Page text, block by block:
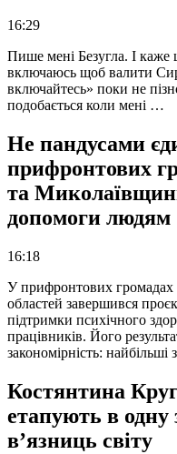
16:29
Пише мені Безугла. І
включаюсь щоб валити
включайтесь» поки не
подобається коли мені …
Не пандусами
прифронтових
та
допомоги людям
16:18
У прифронтових громадах
областей завершився
підтримки психічного
працівників. Його
закономірність:
Костянтина
етапують в одну
в’язниць світу